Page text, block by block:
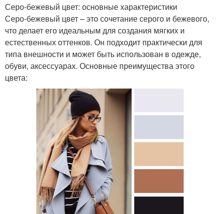
Серо-бежевый цвет: основные характеристики
Серо-бежевый цвет – это сочетание серого и бежевого,
что делает его идеальным для создания мягких и
естественных оттенков. Он подходит практически для
типа внешности и может быть использован в одежде,
обуви, аксессуарах. Основные преимущества этого
цвета: